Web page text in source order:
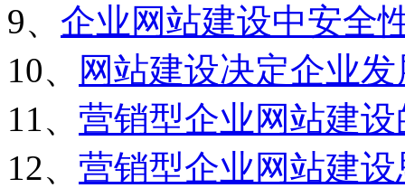
9、 企业网站建设中安全
10、
网站建设决定企业
11、 营销型企业网站建
12、 营销型企业网站建设